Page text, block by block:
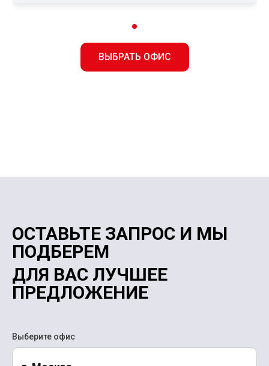
ВЫБРАТЬ ОФИС
ОСТАВЬТЕ ЗАПРОС И МЫ
ПОДБЕРЕМ
ДЛЯ ВАС ЛУЧШЕЕ
ПРЕДЛОЖЕНИЕ
Выберите офис